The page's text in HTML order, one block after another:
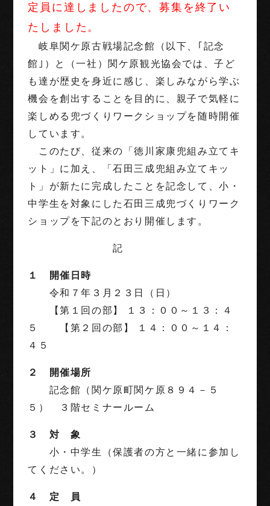
団体利用
中文（繁体字）
定員に達しましたので、募集を終了い
たしました。
岐阜関ケ原古戦場記念館（以下、｢記念
館｣）と（一社）関ケ原観光協会では、子ど
も達が歴史を身近に感じ、楽しみながら学ぶ
機会を創出することを目的に、親子で気軽に
楽しめる兜づくりワークショップを随時開催
しています。
このたび、従来の「徳川家康兜組み立てキ
ット」に加え、「石田三成兜組み立てキッ
ト」が新たに完成したことを記念して、小・
中学生を対象にした石田三成兜づくりワーク
ショップを下記のとおり開催します。
記
１ 開催日時
令和７年３月２３日（日）
【第１回の部】 １３：００～１３：４
５ 【第２回の部】 １４：００～１４：
４５
２ 開催場所
記念館（関ケ原町関ケ原８９４－５
５） ３階セミナールーム
３ 対 象
小・中学生（保護者の方と一緒に参加し
てください。）
４ 定 員